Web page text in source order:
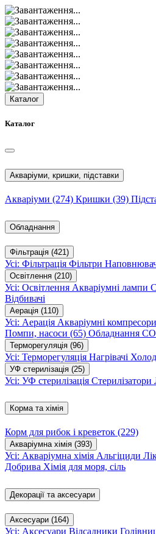
Каталог
Каталог
Акваріуми, кришки, підставки
Акваріуми (274) Кришки (39)
Обладнання
Фільтрація (421)
Усі: Фільтрація Фільтри
Освітлення (210)
Усі: Освітлення Акваріумні лампи
Відбивачі
Аерація (110)
Усі: Аерація Акваріумні компресори
Помпи, насоси (65) Обладнання
Терморегуляція (96)
Усі: Терморегуляція Нагрівачі
УФ стерилізація (25)
Усі: УФ стерилізація Стерилізатори
Корма та хімія
Корм для рибок і креветок (229)
Акваріумна хімія (393)
Усі: Акваріумна хімія Альгіциди
Добрива Хімія для моря, сіль
Декорації та аксесуари
Аксесуари (164)
Усі: Аксесуари Відсадники